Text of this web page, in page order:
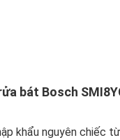
bát Bosch
khẩu nguyên chiếc